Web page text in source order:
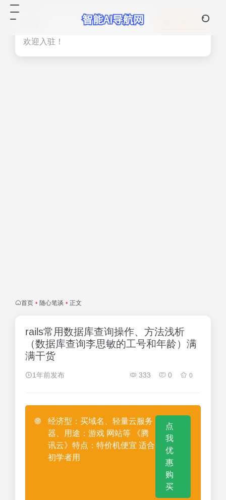
欢迎入驻！
首页 • 随心笔谈 • 正文
rails常用数据库查询操作、方法浅析
（数据库查询李思敏的工号和年龄）满
满干货
1年前发布 333 0 0
🌐
经济型：买域名、轻量云服务
器、用途：游戏 网站等 《腾
讯云》特点：特价机便宜 适合
初学者用
点
我
优
惠
购
买